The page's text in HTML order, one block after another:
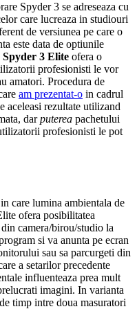
Spyder 3 se adreseaza cu
care lucreaza in studiouri
de versiunea pe care o
este data de optiunile
Spyder 3 Elite ofera o
profesionisti le vor
amatori. Procedura de
am prezentat-o in cadrul
aceleasi rezultate utilizand
darputerea pachetului
profesionisti le pot
care lumina ambientala de
ofera posibilitatea
din camera/birou/studio la
si va anunta pe ecran
sau sa parcurgeti din
a setarilor precedente
influenteaza prea mult
imagini. In varianta
timp intre doua masuratori